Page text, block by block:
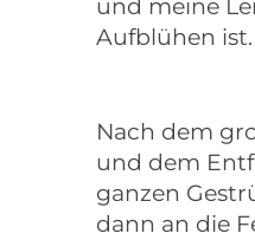
und meine
Aufblühen ist.
Nach dem
und dem
ganzen
dann an die